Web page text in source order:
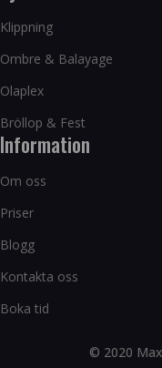
Klippning
Ombre & Balayage
Olaplex
Bröllop & Fest
Information
Om oss
Priser
Blogg
Kontakta oss
Boka tid
© 2020